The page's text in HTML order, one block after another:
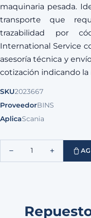
maquinaria pesada.
transporte que
trazabilidad por
International Service
asesoría técnica y
cotización indicando la
SKU2023667
ProveedorBINS
AplicaScania
− 1 +